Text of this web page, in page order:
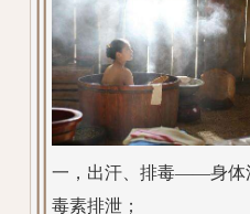
一，出汗、排毒——身体
毒素排泄；